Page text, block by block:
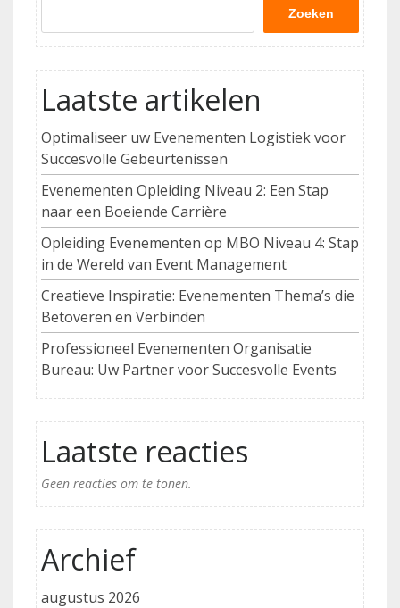
Zoeken
Laatste artikelen
Optimaliseer uw Evenementen Logistiek voor
Succesvolle Gebeurtenissen
Evenementen Opleiding Niveau 2: Een Stap
naar een Boeiende Carrière
Opleiding Evenementen op MBO Niveau 4: Stap
in de Wereld van Event Management
Creatieve Inspiratie: Evenementen Thema’s die
Betoveren en Verbinden
Professioneel Evenementen Organisatie
Bureau: Uw Partner voor Succesvolle Events
Laatste reacties
Geen reacties om te tonen.
Archief
augustus 2026